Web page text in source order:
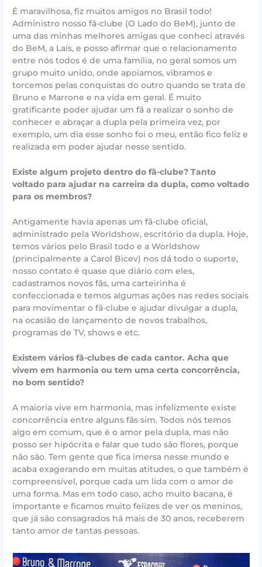
É maravilhosa, fiz muitos amigos no Brasil todo!
Administro nosso fã-clube (O Lado do BeM), junto de
uma das minhas melhores amigas que conheci através
do BeM, a Laís, e posso afirmar que o relacionamento
entre nós todos é de uma família, no geral somos um
grupo muito unido, onde apoiamos, vibramos e
torcemos pelas conquistas do outro quando se trata de
Bruno e Marrone e na vida em geral. É muito
gratificante poder ajudar um fã a realizar o sonho de
conhecer e abraçar a dupla pela primeira vez, por
exemplo, um dia esse sonho foi o meu, então fico feliz e
realizada em poder ajudar nesse sentido.
Existe algum projeto dentro do fã-clube? Tanto
voltado para ajudar na carreira da dupla, como voltado
para os membros?
Antigamente havia apenas um fã-clube oficial,
administrado pela Worldshow, escritório da dupla. Hoje,
temos vários pelo Brasil todo e a Worldshow
(principalmente a Carol Bicev) nos dá todo o suporte,
nosso contato é quase que diário com eles,
cadastramos novos fãs, uma carteirinha é
confeccionada e temos algumas ações nas redes sociais
para movimentar o fã-clube e ajudar divulgar a dupla,
na ocasião de lançamento de novos trabalhos,
programas de TV, shows e etc.
Existem vários fã-clubes de cada cantor. Acha que
vivem em harmonia ou tem uma certa concorrência,
no bom sentido?
A maioria vive em harmonia, mas infelizmente existe
concorrência entre alguns fãs sim. Todos nós temos
algo em comum, que é o amor pela dupla, mas não
posso ser hipócrita e falar que tudo são flores, porque
não são. Tem gente que fica imersa nesse mundo e
acaba exagerando em muitas atitudes, o que também é
compreensível, porque cada um lida com o amor de
uma forma. Mas em todo caso, acho muito bacana, é
importante e ficamos muito felizes de ver os meninos,
que já são consagrados há mais de 30 anos, receberem
tanto amor de tantas pessoas.